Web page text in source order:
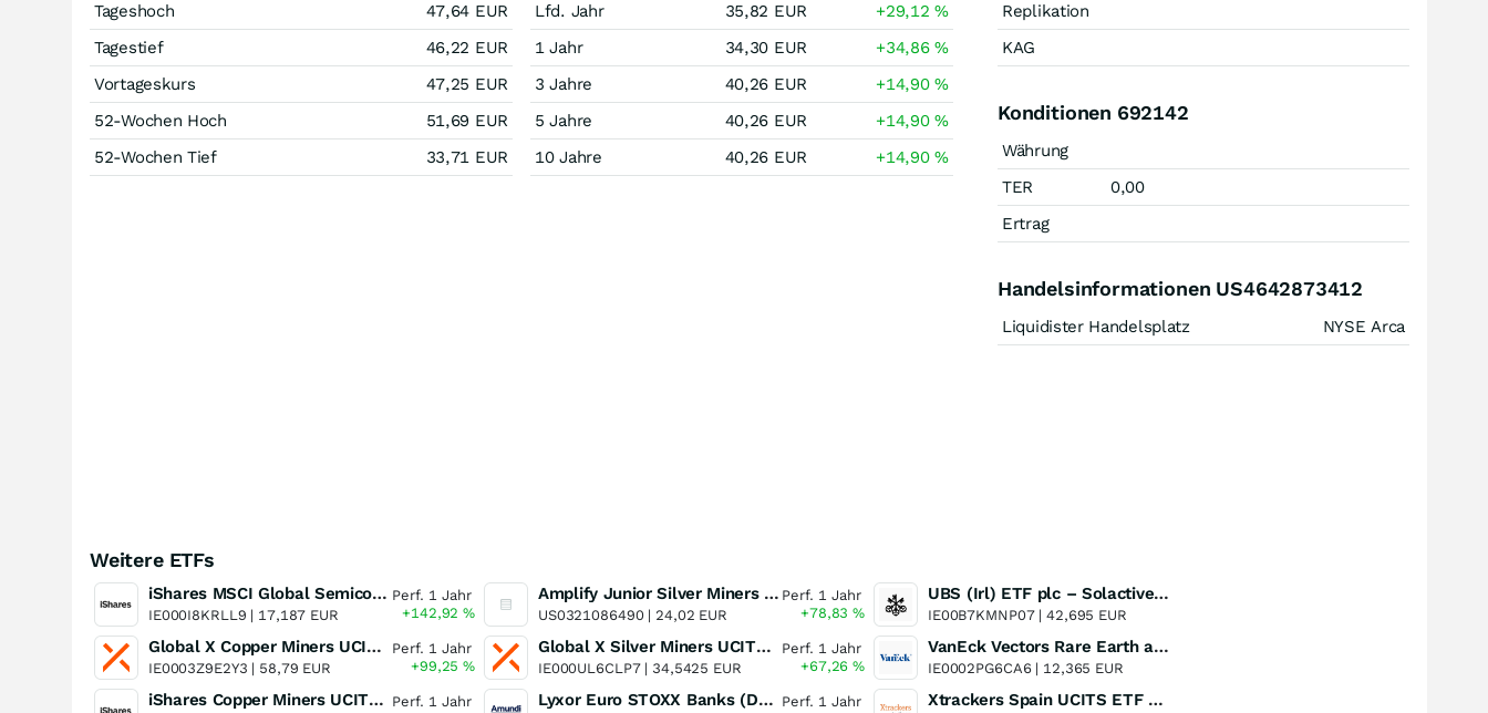
Tageshoch
47,64 EUR
Tagestief
46,22 EUR
Vortageskurs
47,25 EUR
52-Wochen Hoch
51,69 EUR
52-Wochen Tief
33,71 EUR
Lfd. Jahr
35,82 EUR +29,12%
1 Jahr
34,30 EUR +34,86%
3 Jahre
40,26 EUR +14,90%
5 Jahre
40,26 EUR +14,90%
10 Jahre
40,26 EUR +14,90%
Replikation
KAG
Konditionen 692142
Währung
TER
0,00
Ertrag
Handelsinformationen US4642873412
Liquidister Handelsplatz NYSE Arca
Weitere ETFs
iShares MSCI Global Semiconductors UCITS ETF USD (Acc)
IE000I8KRLL9 | 17,187 EUR
Perf. 1 Jahr
+142,92%
Global X Copper Miners UCITS ETF USD Acc
IE0003Z9E2Y3 | 58,79 EUR
Perf. 1 Jahr
+99,25%
iShares Copper Miners UCITS ETF Perf. 1 Jahr
Amplify Junior Silver Miners ETF Junior Silver Miners ETF
US0321086490 | 24,02 EUR
Perf. 1 Jahr
+78,83%
Global X Silver Miners UCITS ETF
IE000UL6CLP7 | 34,5425 EUR
Perf. 1 Jahr
+67,26%
Lyxor Euro STOXX Banks (DR) UCITS ETF- Acc Perf. 1 Jahr
UBS (Irl) ETF plc – Solactive Global Pure Gold Miners UCITS ETF - A Dis USD o.N.
IE00B7KMNP07 |42,695 EUR
VanEck Vectors Rare Earth and Strategic Metals UCITS ETF
IE0002PG6CA6 | 12,365 EUR
Xtrackers Spain UCITS ETF Distribution